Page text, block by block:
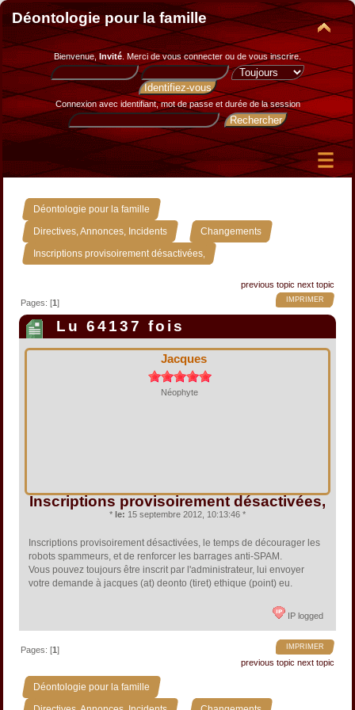
Déontologie pour la famille
Bienvenue, Invité. Merci devous connecter ou de vous inscrire.
Connexion avec identifiant, mot de passe et durée de la session
Déontologie pour la famille »
Directives, Annonces, Incidents » Changements »
Inscriptions provisoirement désactivées,
previous topic next topic
IMPRIMER
Pages: [1]
Lu 64137 fois
Jacques
Néophyte
Inscriptions provisoirement désactivées,
* le: 15 septembre 2012, 10:13:46 *
Inscriptions provisoirement désactivées, le temps de décourager les
robots spammeurs, et de renforcer les barrages anti-SPAM.
Vous pouvez toujours être inscrit par l'administrateur, lui envoyer
votre demande à jacques (at) deonto (tiret) ethique (point) eu.
IP logged
IMPRIMER
Pages: [1]
previous topic next topic
Déontologie pour la famille »
» »